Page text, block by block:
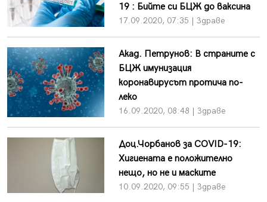
19 : Бийте си БЦЖ до ваксина
17.09.2020, 07:35 | Здраве
Акад. Петрунов: В страните с
БЦЖ имунизация
коронавирусът протича по-
леко
16.09.2020, 08:48 | Здраве
Доц.Чорбанов за COVID-19:
Хигиената е положително
нещо, но не и маските
10.09.2020, 09:55 | Здраве